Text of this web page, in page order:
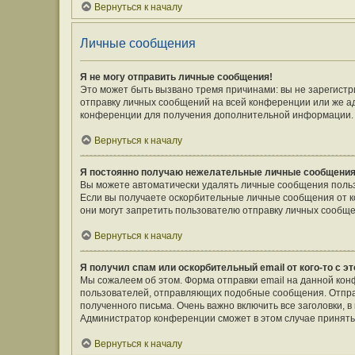
Вернуться к началу
Личные сообщения
Я не могу отправить личные сообщения!
Это может быть вызвано тремя причинами: вы не
отправку личных сообщений на всей конференции или же
конференции для получения дополнительной информации.
Вернуться к началу
Я постоянно получаю нежелательные личные
Вы можете автоматически удалять личные сообщения
Если вы получаете оскорбительные личные сообщения от
они могут запретить пользователю отправку личных
Вернуться к началу
Я получил спам или оскорбительный email от кого-то с
Мы сожалеем об этом. Форма отправки email на данной
пользователей, отправляющих подобные сообщения.
полученного письма. Очень важно включить все
Администратор конференции сможет в этом случае
Вернуться к началу